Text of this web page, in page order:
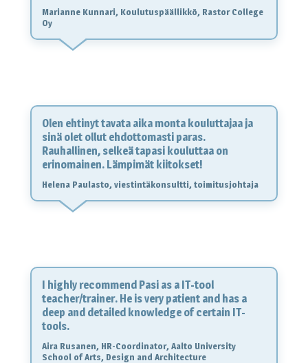
Marianne Kunnari, Koulutuspäällikkö, Rastor College
Oy
Olen ehtinyt tavata aika monta kouluttajaa ja
sinä olet ollut ehdottomasti paras.
Rauhallinen, selkeä tapasi kouluttaa on
erinomainen. Lämpimät kiitokset!
Helena Paulasto, viestintäkonsultti, toimitusjohtaja
I highly recommend Pasi as a IT-tool
teacher/trainer. He is very patient and has a
deep and detailed knowledge of certain IT-
tools.
Aira Rusanen, HR-Coordinator, Aalto University
School of Arts, Design and Architecture